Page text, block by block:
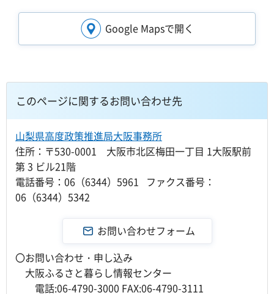
Google Mapsで開く
このページに関するお問い合わせ先
山梨県高度政策推進局大阪事務所
住所：〒530-0001 大阪市北区梅田一丁目 1大阪駅前
第 3 ビル21階
電話番号：06（6344）5961 ファクス番号：
06（6344）5342
〇お問い合わせ・申し込み
大阪ふるさと暮らし情報センター
電話:06-4790-3000 FAX:06-4790-3111